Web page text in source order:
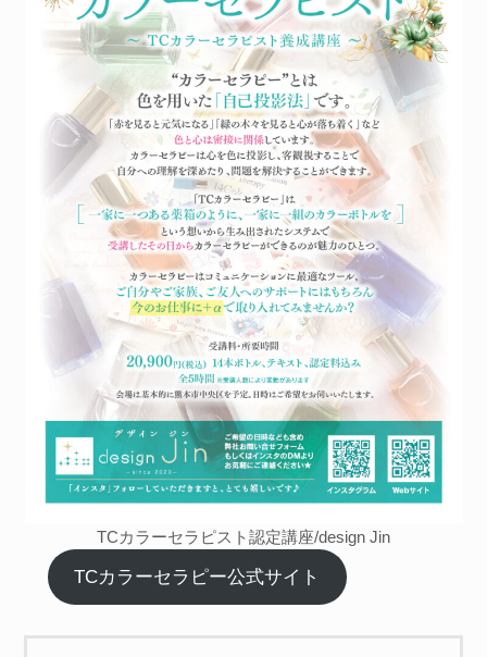
TCカラーセラピスト認定講座/design Jin
TCカラーセラピー公式サイト